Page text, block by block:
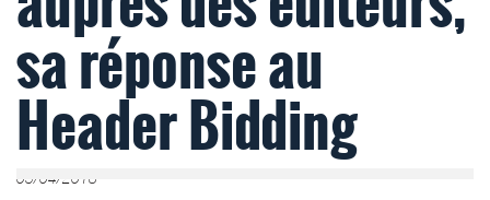
sa réponse au
Header Bidding
05/04/2018